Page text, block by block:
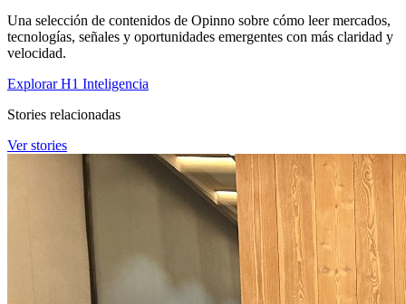
Una selección de contenidos de Opinno sobre cómo leer mercados,
tecnologías, señales y oportunidades emergentes con más claridad y
velocidad.
Explorar H1 Inteligencia
Stories relacionadas
Ver stories